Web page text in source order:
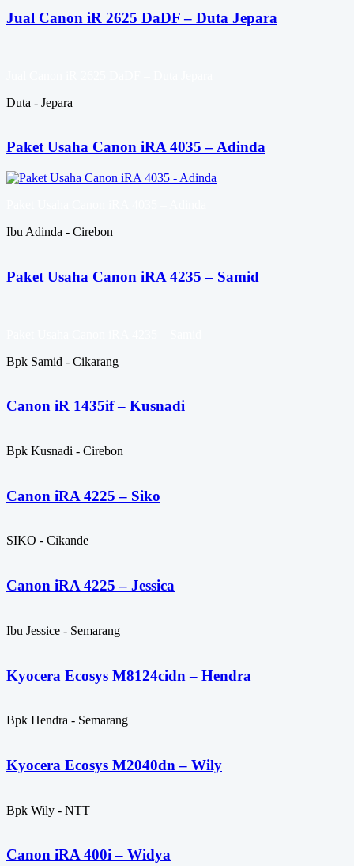
Jual Canon iR 2625 DaDF – Duta Jepara
Duta - Jepara
Paket Usaha Canon iRA 4035 – Adinda
Ibu Adinda - Cirebon
Paket Usaha Canon iRA 4235 – Samid
Bpk Samid - Cikarang
Canon iR 1435if – Kusnadi
Bpk Kusnadi - Cirebon
Canon iRA 4225 – Siko
SIKO - Cikande
Canon iRA 4225 – Jessica
Ibu Jessice - Semarang
Kyocera Ecosys M8124cidn – Hendra
Bpk Hendra - Semarang
Kyocera Ecosys M2040dn – Wily
Bpk Wily - NTT
Canon iRA 400i – Widya